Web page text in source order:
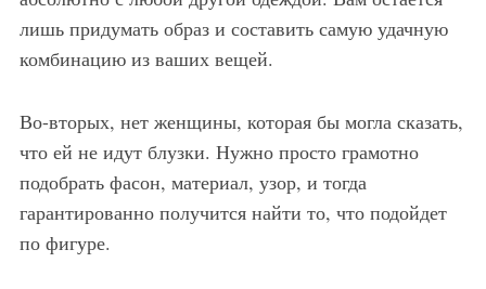
лишь придумать образ и составить самую удачную
комбинацию из ваших вещей.
Во-вторых, нет женщины, которая бы могла сказать,
что ей не идут блузки. Нужно просто грамотно
подобрать фасон, материал, узор, и тогда
гарантированно получится найти то, что подойдет
по фигуре.